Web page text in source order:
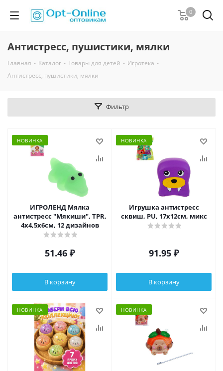
0
Антистресс, пушистики, мялки
Главная - Каталог - Товары для детей - Игротека -
Антистресс, пушистики, мялки
Фильтр
НОВИНКА
ИГРОЛЕНД Мялка
антистресс "Мякиши", TPR,
4х4,5х6см, 12 дизайнов
51.46 ₽
В корзину
НОВИНКА
Игрушка антистресс
cквиш, PU, 17х12см, микс
91.95 ₽
В корзину
НОВИНКА НОВИНКА